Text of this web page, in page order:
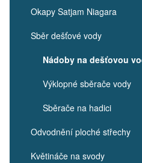
Okapy Satjam Niagara
Sběr dešťové vody
Nádoby na dešťovou
Výklopné sběrače vody
Sběrače na hadici
Odvodnění ploché střechy
Květináče na svody